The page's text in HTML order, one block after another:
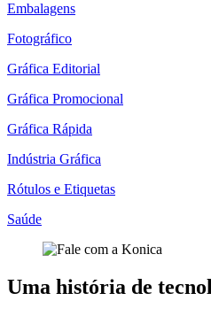
Embalagens
Fotográfico
Gráfica Editorial
Gráfica Promocional
Gráfica Rápida
Indústria Gráfica
Rótulos e Etiquetas
Saúde
Uma história de